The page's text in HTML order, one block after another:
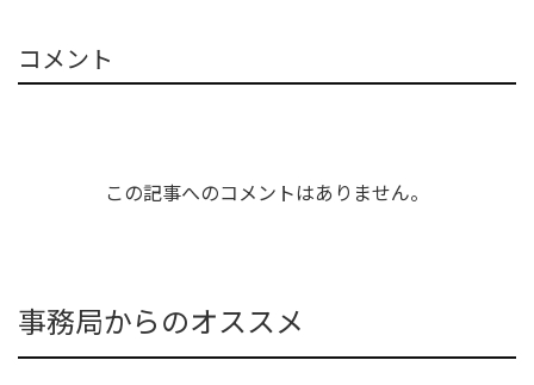
コメント
この記事へのコメントはありません。
事務局からのオススメ